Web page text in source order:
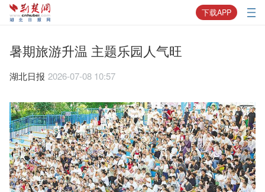
下载APP
暑期旅游升温 主题乐园人气旺
湖北日报 2026-07-08 10:57